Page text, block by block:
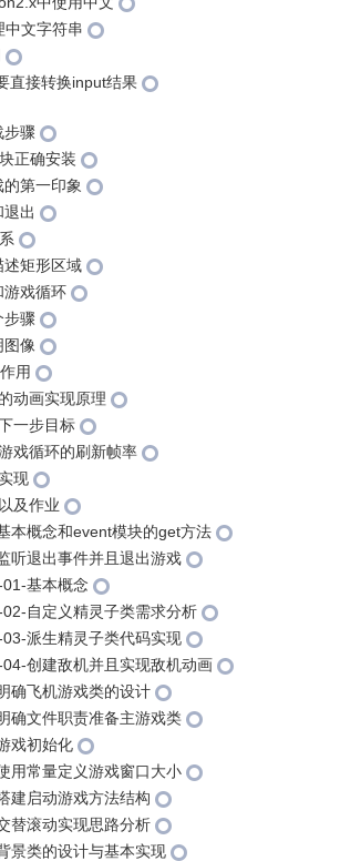
中文字符串
直接转换input结果
步骤
正确安装
第一印象
出
矩形区域
游戏循环
步骤
图像
用
动画实现原理
一步目标
戏循环的刷新帧率
现
及作业
本概念和event模块的get方法
听退出事件并且退出游戏
基本概念
自定义精灵子类需求分析
派生精灵子类代码实现
创建敌机并且实现敌机动画
确飞机游戏类的设计
确文件职责准备主游戏类
戏初始化
用常量定义游戏窗口大小
建启动游戏方法结构
替滚动实现思路分析
景类的设计与基本实现